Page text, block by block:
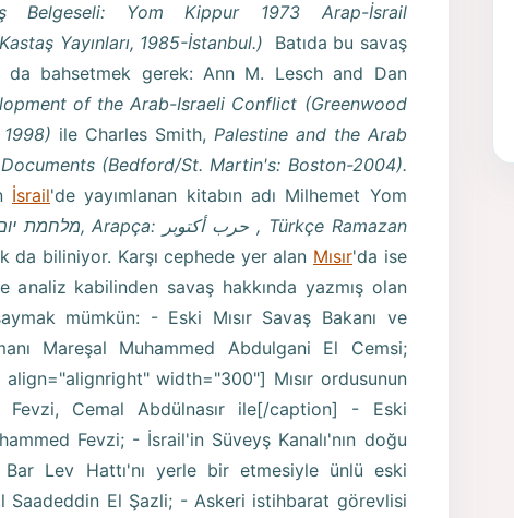
Belgeseli: Yom Kippur 1973 Arap-İsrail
Yayınları, 1985-İstanbul.)
Batıda bu savaş
da bahsetmek gerek: Ann M. Lesch and Dan
of the Arab-Israeli Conflict (Greenwood
ile Charles Smith, Palestine and the Arab
(Bedford/St. Martin's: Boston-2004).
İsrail'de yayımlanan kitabın adı Milhemet Yom
(İbranice: מלחמת, Arapça: حرب أكتوبر , Türkçe Ramazan
da biliniyor. Karşı cephede yer alan Mısır'da ise
analiz kabilinden savaş hakkında yazmış olan
mümkün: - Eski Mısır Savaş Bakanı ve
Mareşal Muhammed Abdulgani El Cemsi;
width="300"] Mısır ordusunun
Fevzi, Cemal Abdülnasır ile[/caption] - Eski
Fevzi; - İsrail'in Süveyş Kanalı'nın doğu
Bar Lev Hattı'nı yerle bir etmesiyle ünlü eski
Saadeddin El Şazli; - Askeri istihbarat görevlisi